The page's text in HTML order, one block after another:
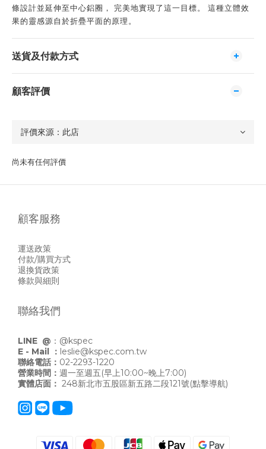
條設計並延伸至中心鋁圈， 完美地實現了這一目標。 這種立體效
果的靈感源自於折疊平面的原理。
送貨及付款方式
顧客評價
尚未有任何評價
顧客服務
運送政策
付款/購買方式
退換貨政策
條款與細則
聯絡我們
LINE @ ： @kspec
E - Mail ： leslie@kspec.com.tw
聯絡電話： 02-2293-1220
營業時間： 週一至週五(早上10:00~晚上7:00)
實體店面： 248新北市五股區新五路二段121號(點擊導航)